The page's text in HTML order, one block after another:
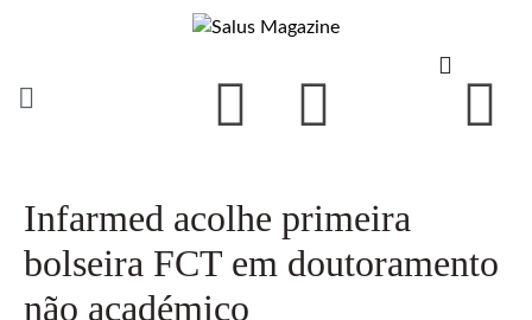
Infarmed acolhe primeira
bolseira FCT em doutoramento
não académico